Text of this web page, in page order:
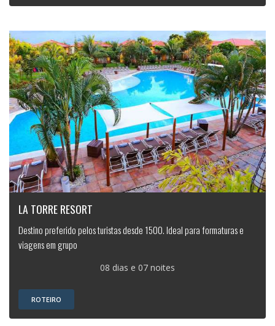
LA TORRE RESORT
Destino preferido pelos turistas desde 1500. Ideal para formaturas e
viagens em grupo
08 dias e 07 noites
ROTEIRO